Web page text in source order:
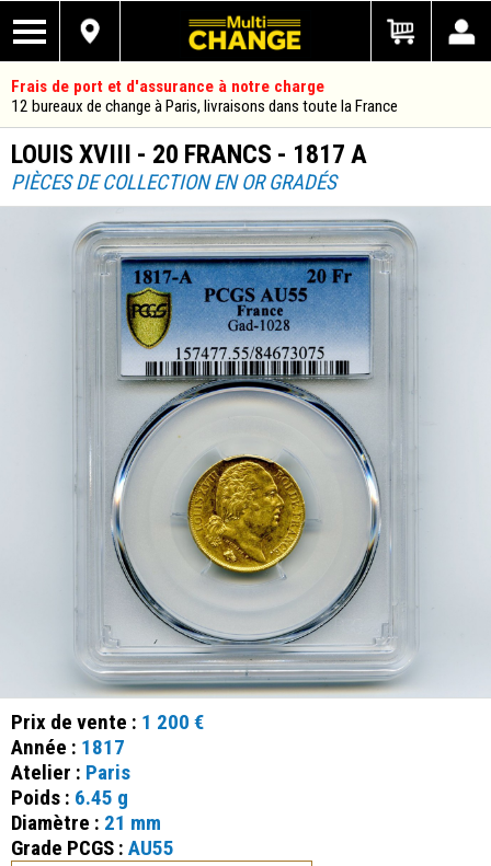
Frais de port et d'assurance à notre charge
12 bureaux de change à Paris, livraisons dans toute la France
LOUIS XVIII - 20 FRANCS - 1817 A
PIÈCES DE COLLECTION EN OR GRADÉS
Prix de vente : 1 200 €
Année : 1817
Atelier : Paris
Poids : 6.45 g
Diamètre : 21 mm
Grade PCGS : AU55